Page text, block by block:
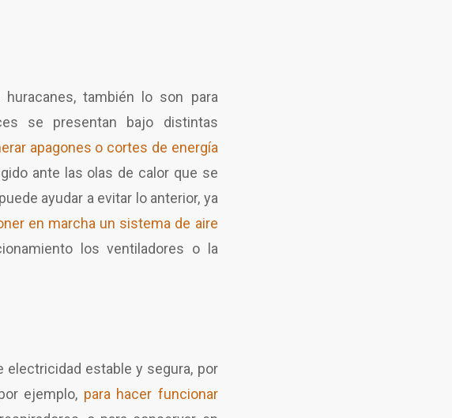
también lo son para
se presentan bajo distintas
apagones o cortes de energía
ante las olas de calor que se
ayudar a evitar lo anterior, ya
en marcha un sistema de aire
los ventiladores o la
estable y segura, por
ejemplo, para hacer funcionar